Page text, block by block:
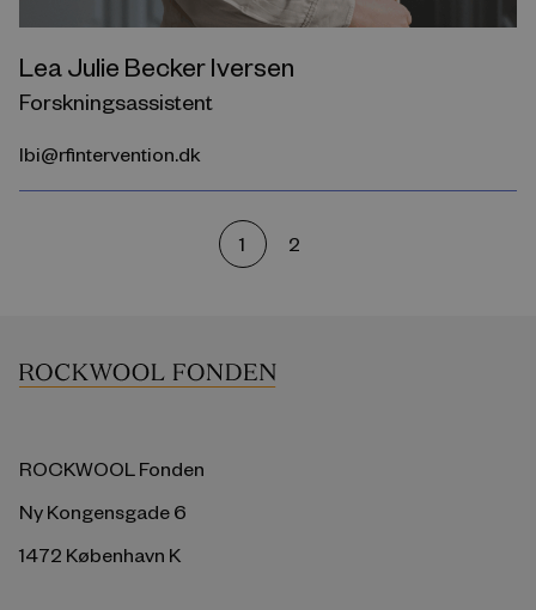
Lea Julie Becker Iversen
Forskningsassistent
lbi@rfintervention.dk
1 2
ROCKWOOL Fonden
Ny Kongensgade 6
1472 København K